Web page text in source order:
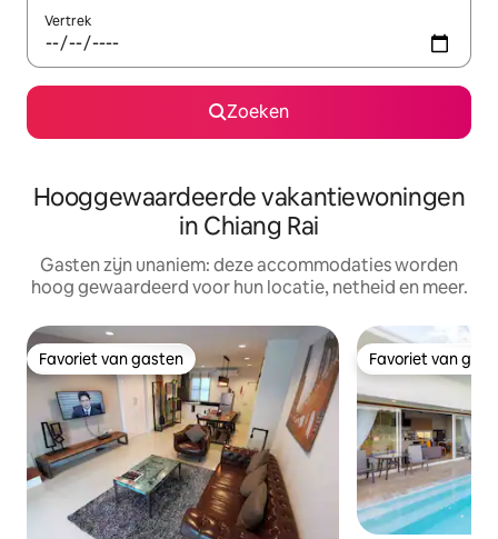
Vertrek
Zoeken
Hooggewaardeerde vakantiewoningen
in Chiang Rai
Gasten zijn unaniem: deze accommodaties worden
hoog gewaardeerd voor hun locatie, netheid en meer.
Favoriet van gasten
Favoriet van gasten Favoriet van
Favoriet van